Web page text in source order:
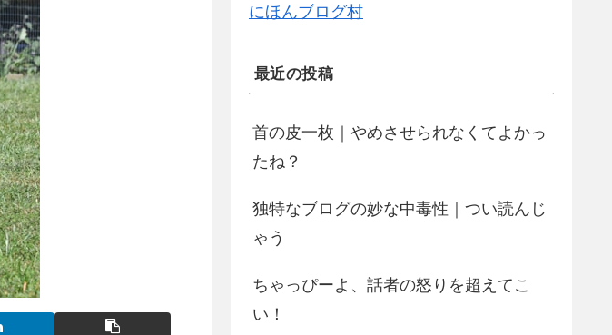
にほんブログ村
最近の投稿
首の皮一枚｜やめさせられなくてよかっ
たね？
独特なブログの妙な中毒性｜つい読んじ
ゃう
ちゃっぴーよ、話者の怒りを超えてこ
い！